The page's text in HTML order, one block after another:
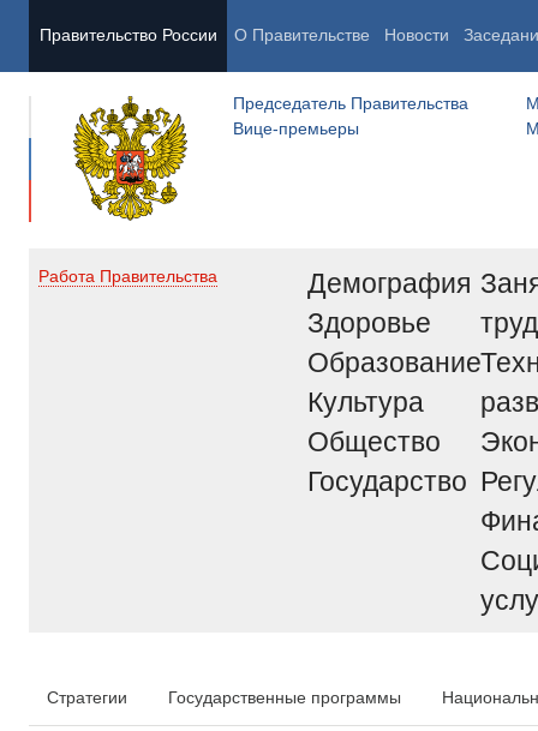
Правительство России О Правительстве Новости
Председатель Правительства
Вице-премьеры
Работа Правительства
Демография
Здоровье
Образование
Культура
Общество
Государство
труд
Стратегии Государственные программы